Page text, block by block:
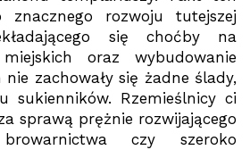
znacznego rozwoju tutejszej
się choćby na
oraz wybudowanie
zachowały się żadne ślady,
sukienników. Rzemieślnicy ci
sprawą prężnie rozwijającego
czy szeroko